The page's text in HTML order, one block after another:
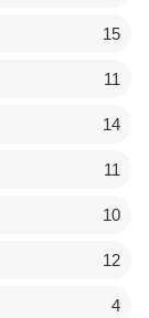
15
11
14
11
10
12
4